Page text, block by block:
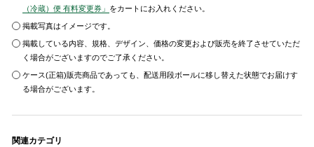
（冷蔵）便 有料変更券」 をカートにお入れください。
掲載写真はイメージです。
掲載している内容、規格、デザイン、価格の変更および販売を終了させていただ
く場合がございますのでご了承ください。
ケース(正箱)販売商品であっても、配送用段ボールに移し替えた状態でお届けす
る場合がございます。
関連カテゴリ